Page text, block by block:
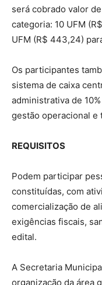
será cobrado valor
categoria: 10 UFM
UFM (R$ 443,24)
Os participantes
sistema de caixa
administrativa de
gestão operacional e
REQUISITOS
Podem participar
constituídas, com
comercialização de
exigências fiscais,
edital.
A Secretaria
organização da área